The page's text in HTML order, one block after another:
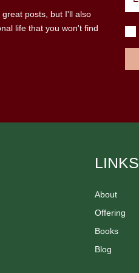
posts, but I'll also
life that you won't find
LINKS
About
Offering
Books
Blog